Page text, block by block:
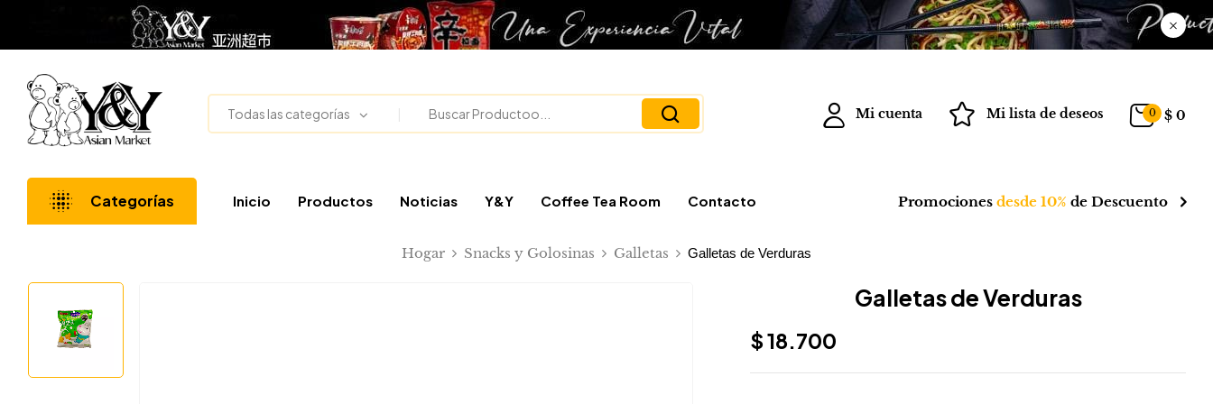
Todas las categorías Mi cuenta Mi lista de deseos 0 $ 0
Categorías Inicio Productos Noticias Y&Y Coffee Tea Room Contacto Promociones desde 10% de Descuento
Hogar Snacks y Golosinas Galletas Galletas de Verduras
Galletas de Verduras
$18.700